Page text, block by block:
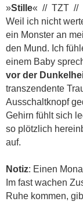
»Stille« // TZT //
Weil ich nicht
ein Monster an
den Mund. Ich
einem Baby
vor der
transzendente
Ausschaltknopf
Gehirn fühlt sich
so plötzlich
auf.
Notiz: Einen
Im fast wachen
Ruhe kommen,